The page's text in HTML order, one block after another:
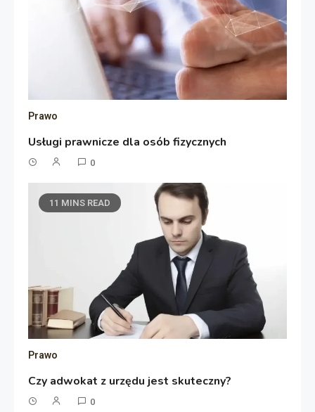
Prawo
Usługi prawnicze dla osób fizycznych
0
11 MINS READ
Prawo
Czy adwokat z urzędu jest skuteczny?
0